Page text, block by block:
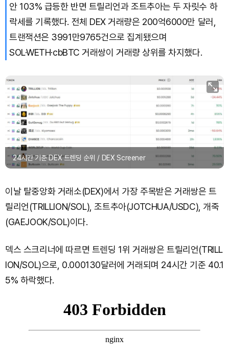
TRON (TRX) ₩464.7(+0.16%)
Bitcoin (BTC) ₩91,940,579(+0.55%)
안 103% 급등한 반면 트릴리언과 조트추아는 두 자릿수 하
락세를 기록했다. 전체 DEX 거래량은 200억6000만 달러,
트랜잭션은 3991만9765건으로 집계됐으며
SOL·WETH·cbBTC 거래쌍이 거래량 상위를 차지했다.
24시간 기준 DEX 트렌딩 순위 / DEX Screener
이날 탈중앙화 거래소(DEX)에서 가장 주목받은 거래쌍은 트
릴리언(TRILLION/SOL), 조트추아(JOTCHUA/USDC), 개죽
(GAEJOOK/SOL)이다.
덱스 스크리너에 따르면 트렌딩 1위 거래쌍은 트릴리언(TRILL
ION/SOL)으로, 0.000130달러에 거래되며 24시간 기준 40.1
5% 하락했다.